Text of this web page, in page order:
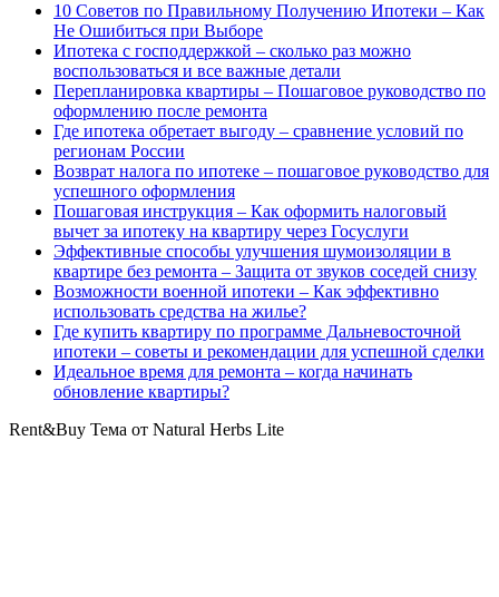
10 Советов по Правильному Получению Ипотеки – Как
Не Ошибиться при Выборе
Ипотека с господдержкой – сколько раз можно
воспользоваться и все важные детали
Перепланировка квартиры – Пошаговое руководство по
оформлению после ремонта
Где ипотека обретает выгоду – сравнение условий по
регионам России
Возврат налога по ипотеке – пошаговое руководство для
успешного оформления
Пошаговая инструкция – Как оформить налоговый
вычет за ипотеку на квартиру через Госуслуги
Эффективные способы улучшения шумоизоляции в
квартире без ремонта – Защита от звуков соседей снизу
Возможности военной ипотеки – Как эффективно
использовать средства на жилье?
Где купить квартиру по программе Дальневосточной
ипотеки – советы и рекомендации для успешной сделки
Идеальное время для ремонта – когда начинать
обновление квартиры?
Rent&Buy Тема от Natural Herbs Lite